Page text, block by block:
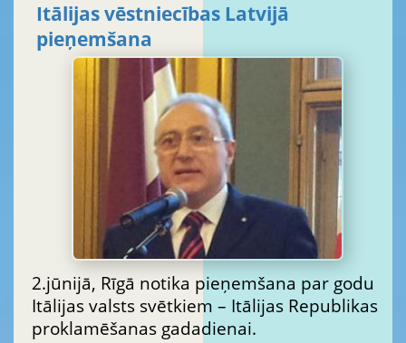
Itālijas vēstniecības Latvijā
pieņemšana
2.jūnijā, Rīgā notika pieņemšana par godu
Itālijas valsts svētkiem – Itālijas Republikas
proklamēšanas gadadienai.